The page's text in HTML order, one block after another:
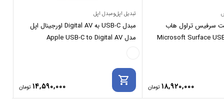
سرفیس تراول هاب
Microsoft Surface
18,920,000
تبدیل اپل‌ومبدل اپل
مبدل USB-C به Digital AV اورجینال اپل
مدل Apple USB-C to Digital AV
14,590,000
shopping_cart